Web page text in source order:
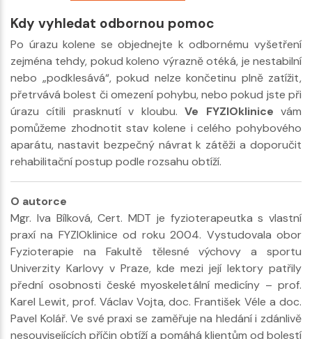
Kdy vyhledat odbornou pomoc
Po úrazu kolene se objednejte k odbornému vyšetření
zejména tehdy, pokud koleno výrazně otéká, je nestabilní
nebo „podklesává“, pokud nelze končetinu plně zatížit,
přetrvává bolest či omezení pohybu, nebo pokud jste při
úrazu cítili prasknutí v kloubu.Ve FYZIOklinice vám
pomůžeme zhodnotit stav kolene i celého pohybového
aparátu, nastavit bezpečný návrat k zátěži a doporučit
rehabilitační postup podle rozsahu obtíží.
O autorce
Mgr. Iva Bílková, Cert. MDT je fyzioterapeutka s vlastní
praxí na FYZIOklinice od roku 2004. Vystudovala obor
Fyzioterapie na Fakultě tělesné výchovy a sportu
Univerzity Karlovy v Praze, kde mezi její lektory patřily
přední osobnosti české myoskeletální medicíny – prof.
Karel Lewit, prof. Václav Vojta, doc. František Véle a doc.
Pavel Kolář. Ve své praxi se zaměřuje na hledání i zdánlivě
nesouvisejících příčin obtíží a pomáhá klientům od bolestí